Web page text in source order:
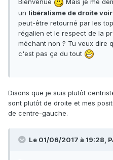
Bienvenue
Mais je me
un libéralisme de droite
peut-être retourné par les
régalien et le respect de la
méchant non ? Tu veux dire
c'est pas ça du tout
Disons que je suis plutôt
sont plutôt de droite et mes
de centre-gauche.
Le 01/06/2017 à 19:28,